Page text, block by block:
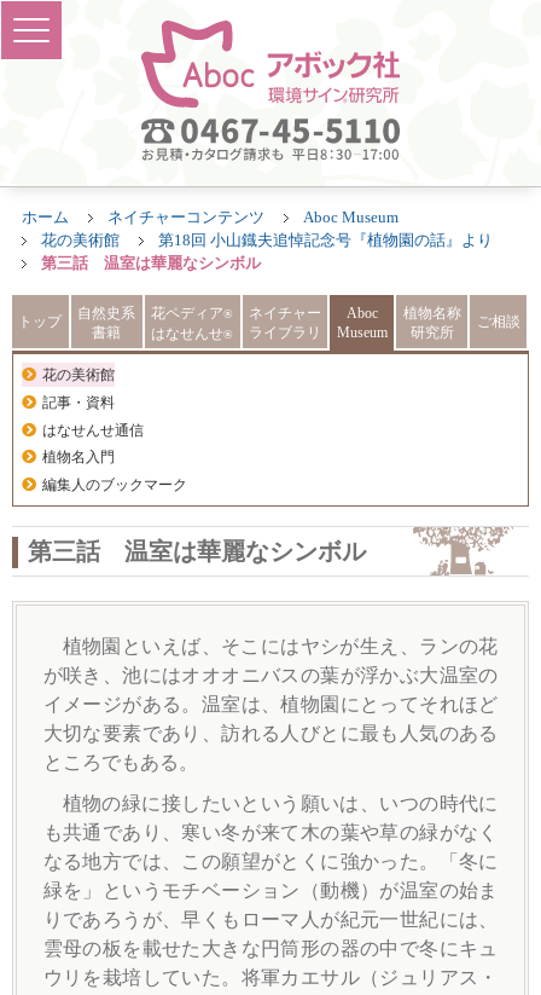
ホーム ネイチャーコンテンツ
Aboc Museum
花の美術館
第18回 小山鐡夫追悼記念号『植物園の話』より
第三話 温室は華麗なシンボル
トップ
自然史系
書籍
花ペディア®
はなせんせ®
ネイチャー
ライブラリ
Aboc
Museum
植物名称
研究所
ご相談
花の美術館
記事・資料
はなせんせ通信
植物名入門
編集人のブックマーク
第三話 温室は華麗なシンボル
植物園といえば、そこにはヤシが生え、ランの花
が咲き、池にはオオオニバスの葉が浮かぶ大温室の
イメージがある。温室は、植物園にとってそれほど
大切な要素であり、訪れる人びとに最も人気のある
ところでもある。
植物の緑に接したいという願いは、いつの時代に
も共通であり、寒い冬が来て木の葉や草の緑がなく
なる地方では、この願望がとくに強かった。「冬に
緑を」というモチベーション（動機）が温室の始ま
りであろうが、早くもローマ人が紀元一世紀には、
雲母の板を載せた大きな円筒形の器の中で冬にキュ
ウリを栽培していた。将軍カエサル（ジュリアス・